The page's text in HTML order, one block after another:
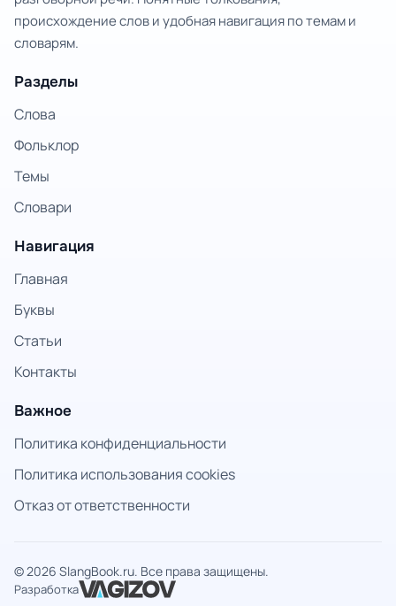
происхождение слов и удобная навигация по темам и
словарям.
Разделы
Слова
Фольклор
Темы
Словари
Навигация
Главная
Буквы
Статьи
Контакты
Важное
Политика конфиденциальности
Политика использования cookies
Отказ от ответственности
© 2026 SlangBook.ru. Все права защищены.
Разработка